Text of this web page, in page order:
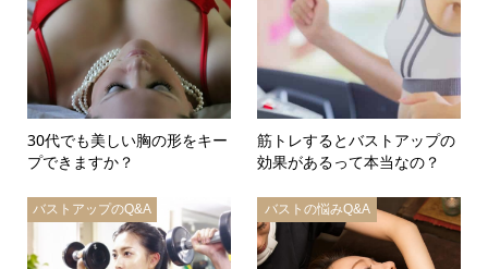
30代でも美しい胸の形をキー
プできますか？
筋トレするとバストアップの
効果があるって本当なの？
バストアップのQ&A バストの悩みQ&A